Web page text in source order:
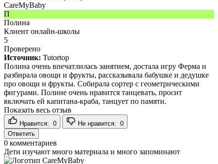
CareMyBaby
П
Полина
Клиент онлайн-школы
5
Проверено
Источник: Tutortop
Полина очень впечатлилась занятием, достала игру Ферма и
разбирала овощи и фрукты, рассказывала бабушке и дедушке
про овощи и фрукты. Собирала сортер с геометрическими
фигурами. Полине очень нравится танцевать, просит
включать ей капитана-краба, танцует по памяти.
Показать весь отзыв
Нравится: 0 Не нравится: 0
Ответить
0 комментариев
Дети изучают много материала и много запоминают